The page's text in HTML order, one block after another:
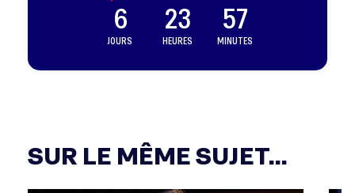
6
JOURS
23
HEURES
57
MINUTES
SUR LE MÊME SUJET...